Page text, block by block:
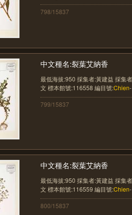
798/15837
中文種名:裂葉艾納香
最低海拔:950 採集者:黃建益 採集
文 標本館號:116558 編目號:Chien
799/15837
中文種名:裂葉艾納香
最低海拔:950 採集者:黃建益 採集
文 標本館號:116559 編目號:Chien
800/15837